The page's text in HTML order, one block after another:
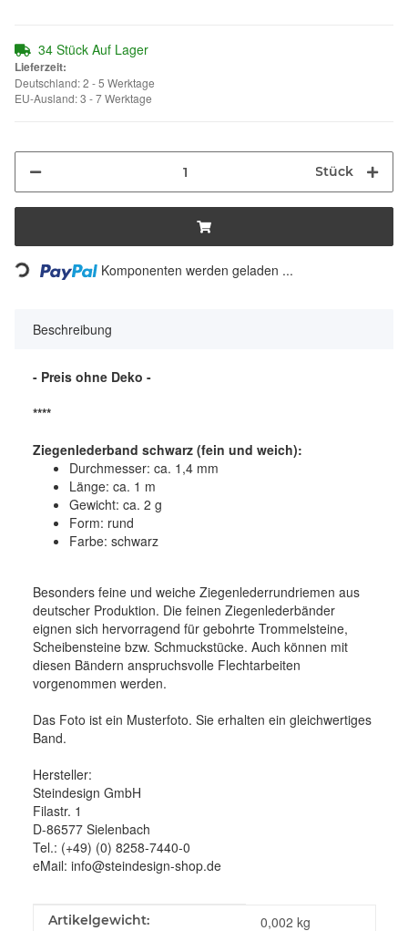
34 Stück Auf Lager
Lieferzeit:
Deutschland: 2 - 5 Werktage
EU-Ausland: 3 - 7 Werktage
Stück
Loading... Komponenten werden geladen ...
Beschreibung
- Preis ohne Deko -
****
Ziegenlederband schwarz (fein und weich):
Durchmesser: ca. 1,4 mm
Länge: ca. 1 m
Gewicht: ca. 2 g
Form: rund
Farbe: schwarz
Besonders feine und weiche Ziegenlederrundriemen aus
deutscher Produktion. Die feinen Ziegenlederbänder
eignen sich hervorragend für gebohrte Trommelsteine,
Scheibensteine bzw. Schmuckstücke. Auch können mit
diesen Bändern anspruchsvolle Flechtarbeiten
vorgenommen werden.
Das Foto ist ein Musterfoto. Sie erhalten ein gleichwertiges
Band.
Hersteller:
Steindesign GmbH
Filastr. 1
D-86577 Sielenbach
Tel.: (+49) (0) 8258-7440-0
eMail: info@steindesign-shop.de
Produkteigenschaft
Wert
Artikelgewicht: 0,002 kg